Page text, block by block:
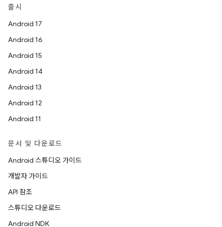
출시
Android 17
Android 16
Android 15
Android 14
Android 13
Android 12
Android 11
문서 및 다운로드
Android 스튜디오 가이드
개발자 가이드
API 참조
스튜디오 다운로드
Android NDK